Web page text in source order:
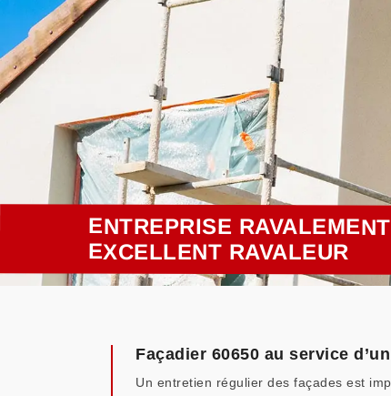
ENTREPRISE
EXCELLENT RAVALEUR
Façadier 60650 au service
Un entretien régulier des façades est